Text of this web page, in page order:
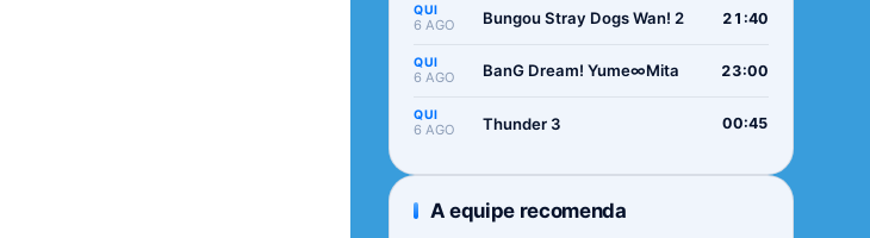
QUI
6 AGO Bungou Stray Dogs Wan! 2 21:40
QUI
6 AGO BanG Dream! Yume∞Mita 23:00
QUI
6 AGO Thunder 3 00:45
A equipe recomenda